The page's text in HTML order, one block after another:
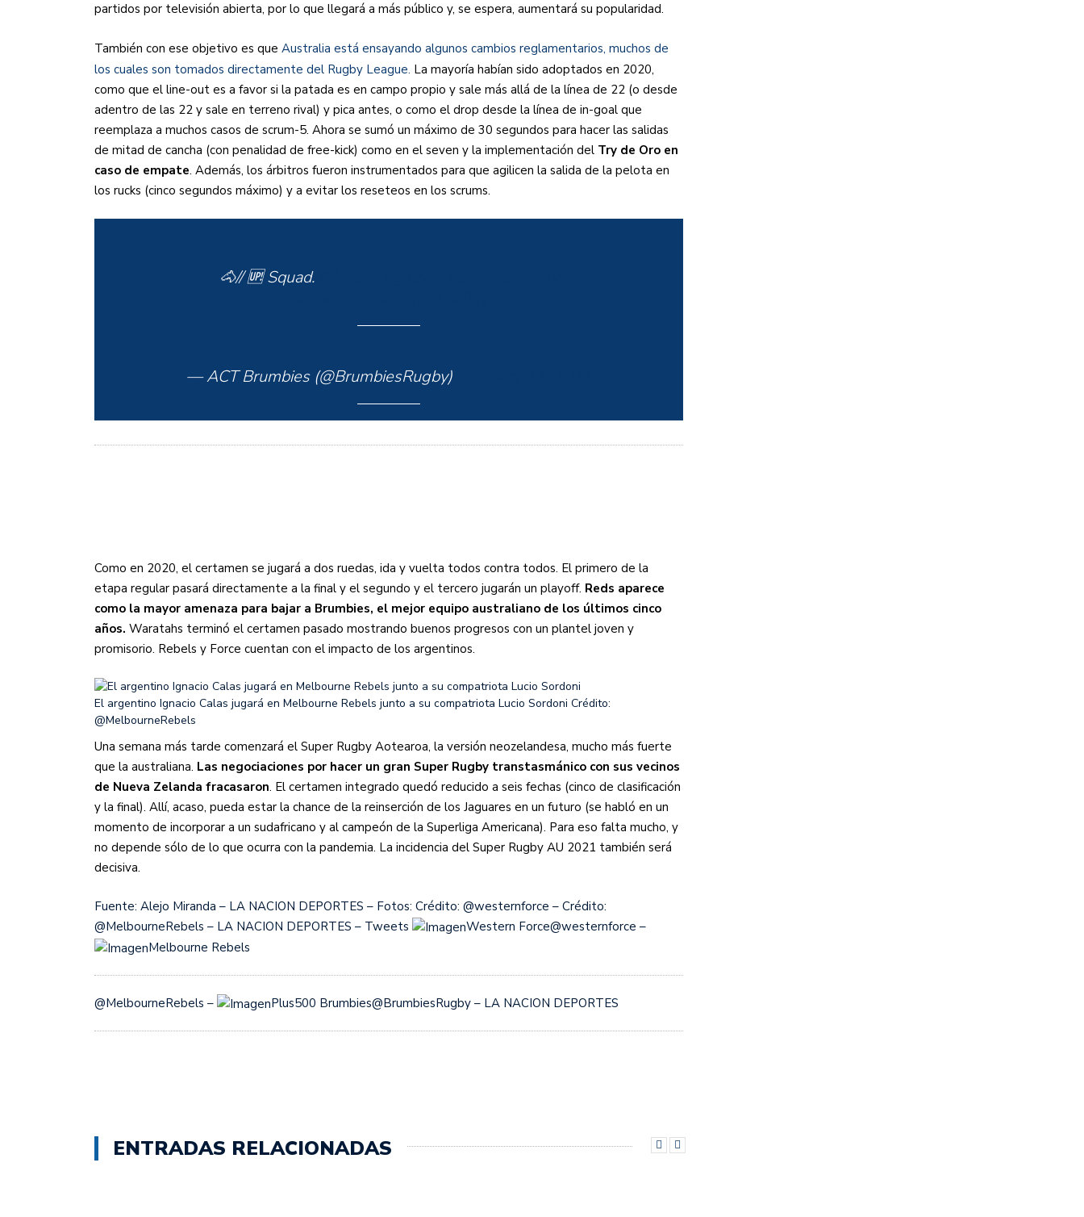
partidos por televisión abierta, por lo que llegará a más público y, se espera, aumentará su popularidad.
También con ese objetivo es que Australia está ensayando algunos cambios reglamentarios, muchos de
los cuales son tomados directamente del Rugby League. La mayoría habían sido adoptados en 2020,
como que el line-out es a favor si la patada es en campo propio y sale más allá de la línea de 22 (o desde
adentro de las 22 y sale en terreno rival) y pica antes, o como el drop desde la línea de in-goal que
reemplaza a muchos casos de scrum-5. Ahora se sumó un máximo de 30 segundos para hacer las salidas
de mitad de cancha (con penalidad de free-kick) como en el seven y la implementación del Try de Oro en
caso de empate. Además, los árbitros fueron instrumentados para que agilicen la salida de la pelota en
los rucks (cinco segundos máximo) y a evitar los reseteos en los scrums.
🐴// 🆙 Squad.
— ACT Brumbies (@BrumbiesRugby)
Como en 2020, el certamen se jugará a dos ruedas, ida y vuelta todos contra todos. El primero de la
etapa regular pasará directamente a la final y el segundo y el tercero jugarán un playoff. Reds aparece
como la mayor amenaza para bajar a Brumbies, el mejor equipo australiano de los últimos cinco
años. Waratahs terminó el certamen pasado mostrando buenos progresos con un plantel joven y
promisorio. Rebels y Force cuentan con el impacto de los argentinos.
El argentino Ignacio Calas jugará en Melbourne Rebels junto a su compatriota Lucio Sordoni Crédito:
@MelbourneRebels
Una semana más tarde comenzará el Super Rugby Aotearoa, la versión neozelandesa, mucho más fuerte
que la australiana. Las negociaciones por hacer un gran Super Rugby transtasmánico con sus vecinos
de Nueva Zelanda fracasaron. El certamen integrado quedó reducido a seis fechas (cinco de clasificación
y la final). Allí, acaso, pueda estar la chance de la reinserción de los Jaguares en un futuro (se habló en un
momento de incorporar a un sudafricano y al campeón de la Superliga Americana). Para eso falta mucho, y
no depende sólo de lo que ocurra con la pandemia. La incidencia del Super Rugby AU 2021 también será
decisiva.
Fuente: Alejo Miranda – LA NACION DEPORTES – Fotos: Crédito: @westernforce – Crédito:
@MelbourneRebels – LA NACION DEPORTES – Tweets
Western Force@westernforce –
Melbourne Rebels
@MelbourneRebels – Plus500 Brumbies@BrumbiesRugby – LA NACION DEPORTES
ENTRADAS RELACIONADAS